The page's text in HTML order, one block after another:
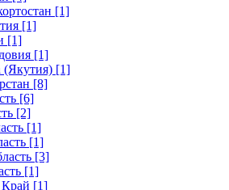
[1]
[1]
[1]
[1]
(Якутия) [1]
[8]
[6]
[2]
[1]
[1]
[3]
[1]
Край [1]